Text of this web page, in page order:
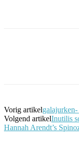
Vorig artikelgalajurken-
Volgend artikelInutilis
Hannah Arendt’s